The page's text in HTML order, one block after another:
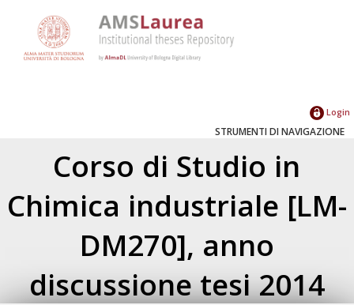
Login
STRUMENTI DI NAVIGAZIONE
Corso di Studio in
Chimica industriale [LM-
DM270], anno
discussione tesi 2014